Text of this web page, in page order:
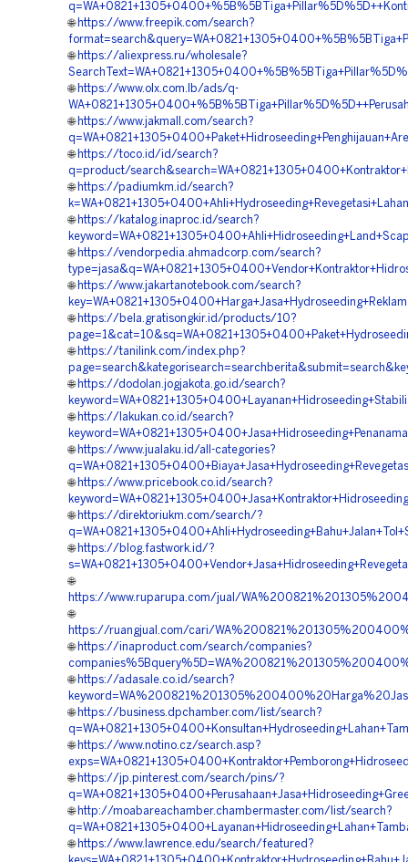
🌐 https://www.freepik.com/search?
🌐 https://aliexpress.ru/wholesale?
🌐 https://www.olx.com.lb/ads/q-
🌐 https://www.jakmall.com/search?
🌐 https://toco.id/id/search?
q=product/
🌐 https://padiumkm.id/search?
🌐 https://katalog.inaproc.id/search?
🌐 https://vendorpedia.ahmadcorp.com/search?
🌐 https://www.jakartanotebook.com/search?
🌐 https://bela.gratisongkir.id/products/10?
🌐 https://tanilink.com/index.php?
🌐 https://dodolan.jogjakota.go.id/search?
🌐 https://lakukan.co.id/search?
🌐 https://www.jualaku.id/all-categories?
🌐 https://www.pricebook.co.id/search?
🌐 https://direktoriukm.com/search/?
🌐 https://blog.fastwork.id/?
🌐
https://www.ruparupa.com/jual/
🌐
https://ruangjual.com/cari/
🌐 https://inaproduct.com/search/companies?
🌐 https://adasale.co.id/search?
🌐 https://business.dpchamber.com/list/search?
🌐 https://www.notino.cz/search.asp?
🌐 https://jp.pinterest.com/search/pins/?
🌐 http://moabareachamber.chambermaster.com/list/search?
🌐 https://www.lawrence.edu/search/featured?